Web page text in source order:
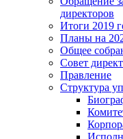
директоров
Итоги 2019
Планы на
Общее
Совет
Правление
Структура